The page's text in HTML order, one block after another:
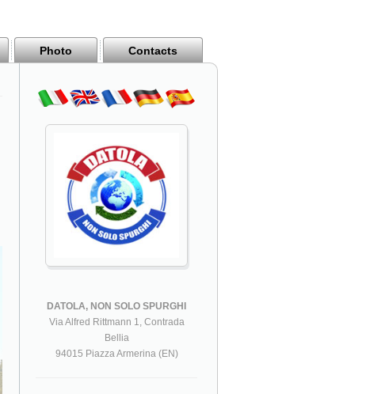
Photo Contacts
DATOLA, NON SOLO SPURGHI
Via Alfred Rittmann 1, Contrada
Bellia
94015 Piazza Armerina (EN)